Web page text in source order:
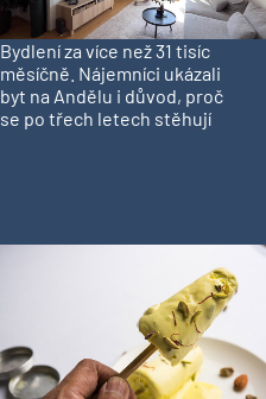
Bydlení za více než 31 tisíc
měsíčně. Nájemníci ukázali
byt na Andělu i důvod, proč
se po třech letech stěhují